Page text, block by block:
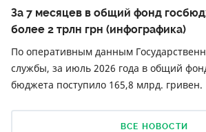
За 7 месяцев в общий фонд
более 2 трлн грн (инфографика)
По оперативным данным
службы, за июль 2026 года в общий
бюджета поступило 165,8 млрд. гривен.
ВСЕ НОВОСТИ